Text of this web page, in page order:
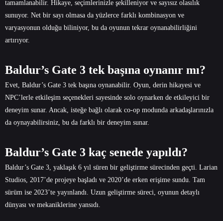
tamamlanabilir. Hikaye, seçimlerinizle şekilleniyor ve sayısız olasılık
sunuyor. Net bir sayı olmasa da yüzlerce farklı kombinasyon ve
varyasyonun olduğu biliniyor, bu da oyunun tekrar oynanabilirliğini
artırıyor.
Baldur’s Gate 3 tek başına oynanır mı?
Evet, Baldur’s Gate 3 tek başına oynanabilir. Oyun, derin hikayesi ve
NPC’lerle etkileşim seçenekleri sayesinde solo oynarken de etkileyici bir
deneyim sunar. Ancak, isteğe bağlı olarak co-op modunda arkadaşlarınızla
da oynayabilirsiniz, bu da farklı bir deneyim sunar.
Baldur’s Gate 3 kaç senede yapıldı?
Baldur’s Gate 3, yaklaşık 6 yıl süren bir geliştirme sürecinden geçti. Larian
Studios, 2017’de projeye başladı ve 2020’de erken erişime sundu. Tam
sürüm ise 2023’te yayınlandı. Uzun geliştirme süreci, oyunun detaylı
dünyası ve mekaniklerine yansıdı.